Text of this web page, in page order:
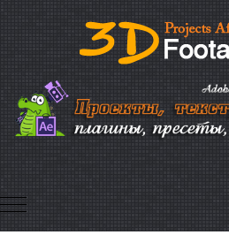
Mobile Menu Toggle